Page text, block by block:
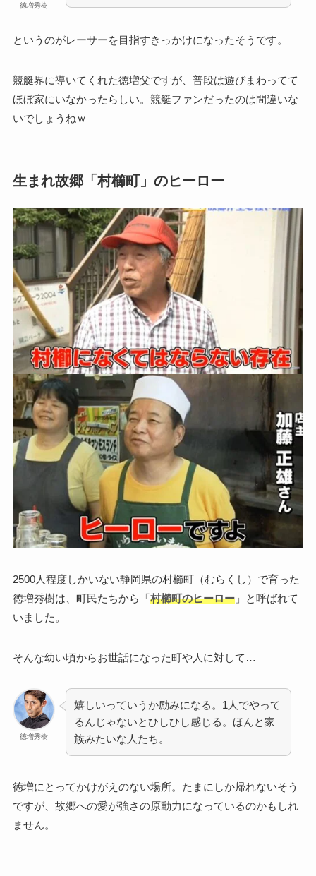
徳増秀樹
というのがレーサーを目指すきっかけになったそうです。
競艇界に導いてくれた徳増父ですが、普段は遊びまわってて
ほぼ家にいなかったらしい。競艇ファンだったのは間違いな
いでしょうねｗ
生まれ故郷「村櫛町」のヒーロー
2500人程度しかいない静岡県の村櫛町（むらくし）で育った
徳増秀樹は、町民たちから「村櫛町のヒーロー」と呼ばれて
いました。
そんな幼い頃からお世話になった町や人に対して…
徳増秀樹
嬉しいっていうか励みになる。1人でやって
るんじゃないとひしひし感じる。ほんと家
族みたいな人たち。
徳増にとってかけがえのない場所。たまにしか帰れないそう
ですが、故郷への愛が強さの原動力になっているのかもしれ
ません。